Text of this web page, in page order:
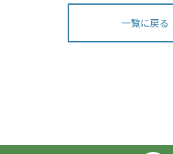
一覧に戻る